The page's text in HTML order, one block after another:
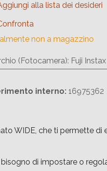
alla lista dei desideri
non a magazzino
(Fotocamera): Fuji Instax
interno: 16975362
WIDE, che ti permette di
di impostare o